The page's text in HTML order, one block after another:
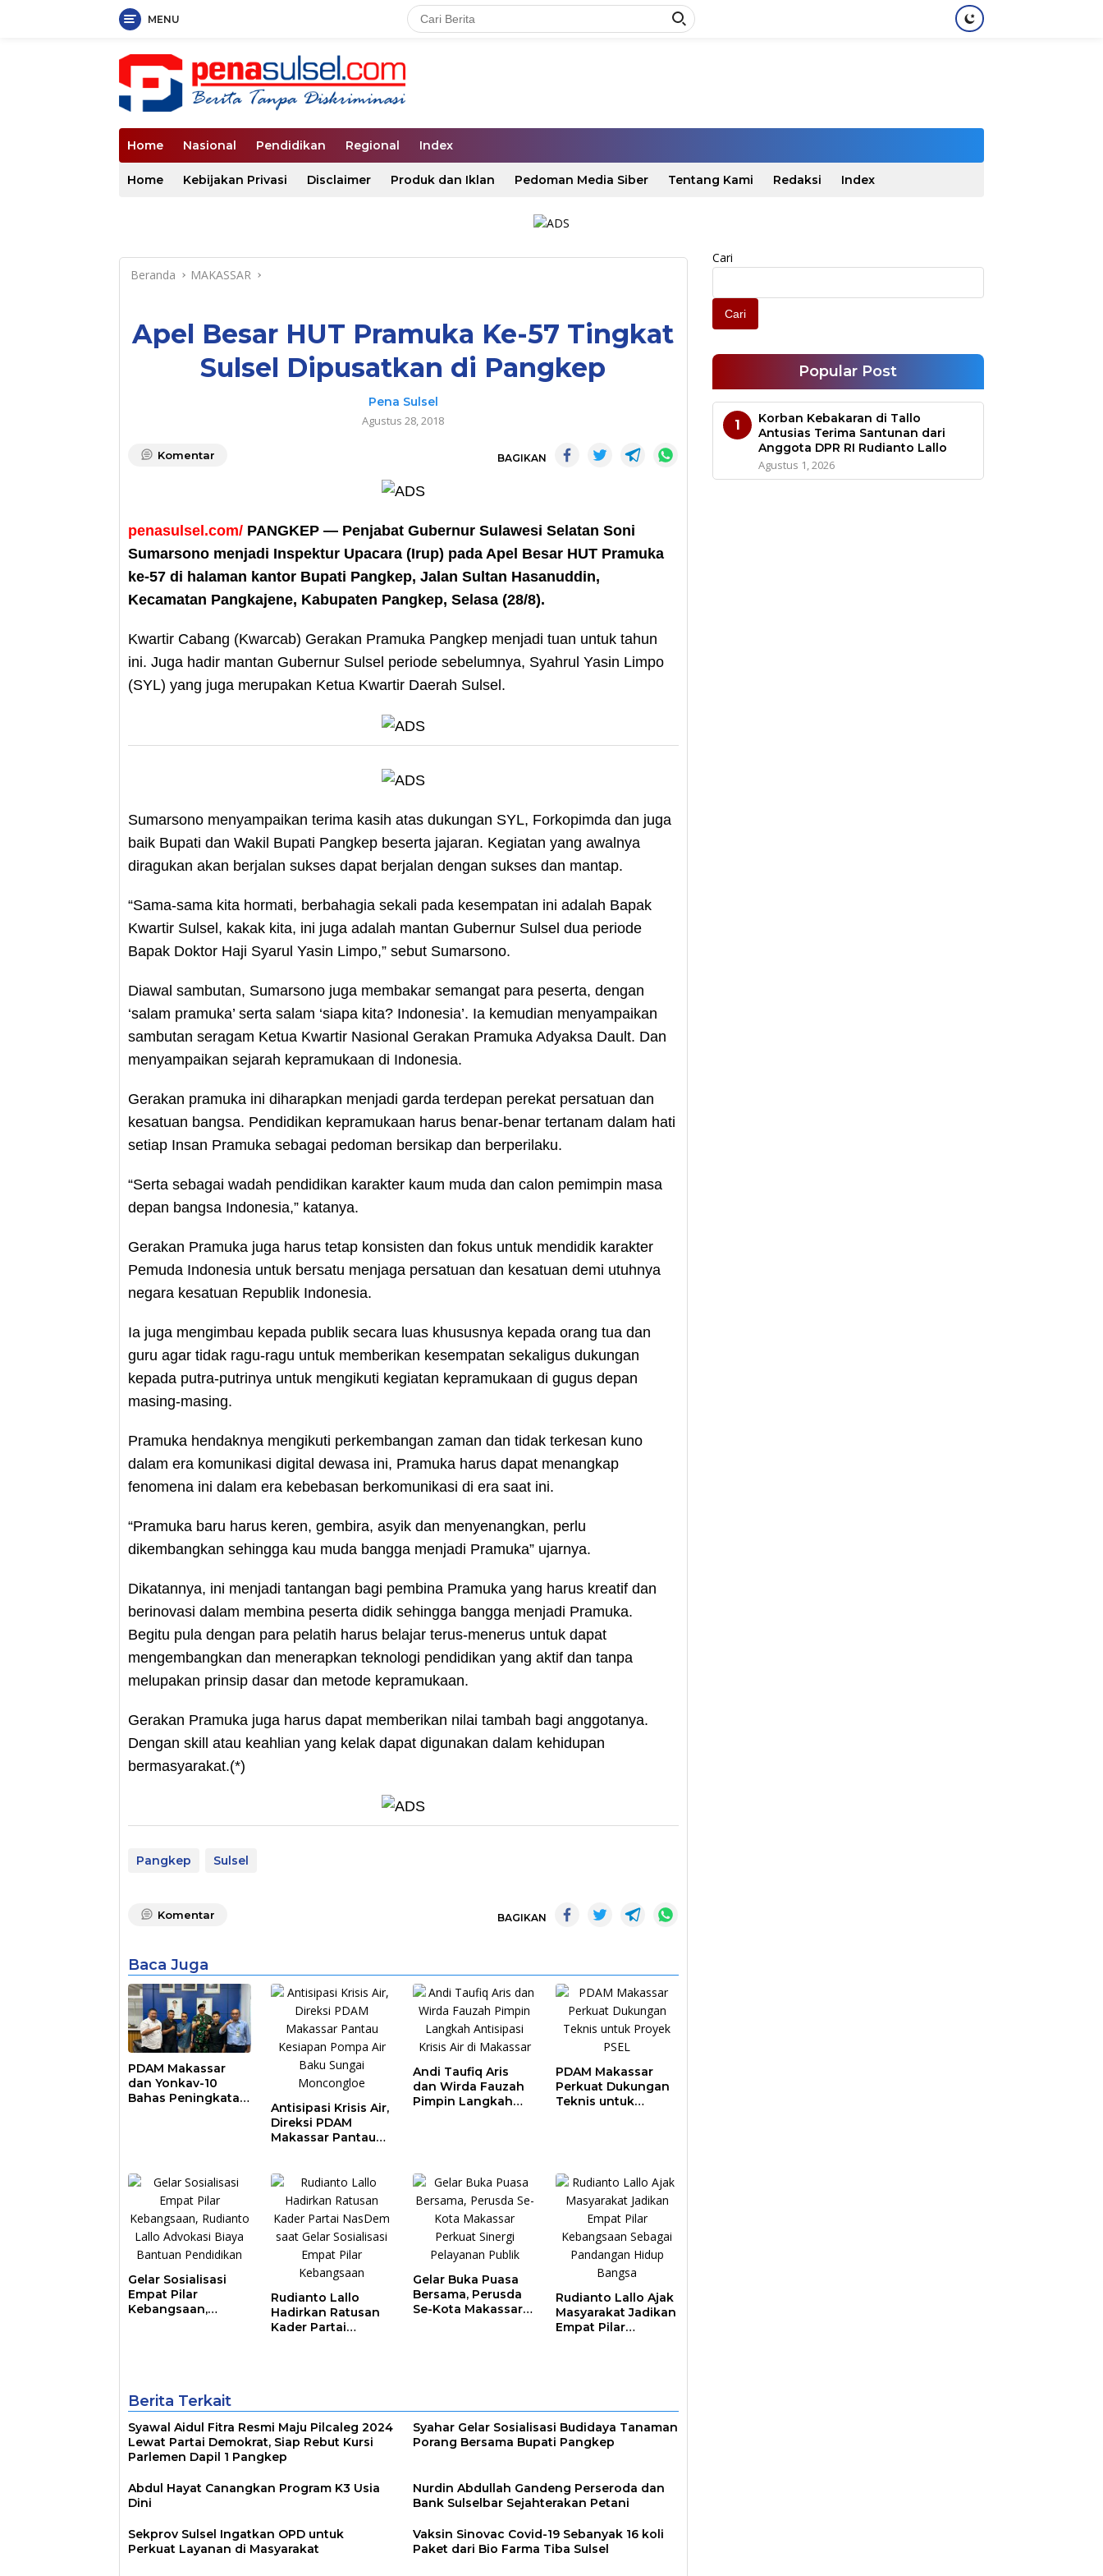
MENU
Home Nasional Pendidikan Regional Index
Home Kebijakan Privasi Disclaimer Produk dan Iklan Pedoman Media Siber Tentang Kami Redaksi Index
Beranda MAKASSAR
Apel Besar HUT Pramuka Ke-57 Tingkat
Sulsel Dipusatkan di Pangkep
Pena Sulsel
Agustus 28, 2018
Komentar BAGIKAN
penasulsel.com/ PANGKEP — Penjabat Gubernur Sulawesi Selatan Soni
Sumarsono menjadi Inspektur Upacara (Irup) pada Apel Besar HUT Pramuka
ke-57 di halaman kantor Bupati Pangkep, Jalan Sultan Hasanuddin,
Kecamatan Pangkajene, Kabupaten Pangkep, Selasa (28/8).
Kwartir Cabang (Kwarcab) Gerakan Pramuka Pangkep menjadi tuan untuk tahun
ini. Juga hadir mantan Gubernur Sulsel periode sebelumnya, Syahrul Yasin Limpo
(SYL) yang juga merupakan Ketua Kwartir Daerah Sulsel.
Sumarsono menyampaikan terima kasih atas dukungan SYL, Forkopimda dan juga
baik Bupati dan Wakil Bupati Pangkep beserta jajaran. Kegiatan yang awalnya
diragukan akan berjalan sukses dapat berjalan dengan sukses dan mantap.
“Sama-sama kita hormati, berbahagia sekali pada kesempatan ini adalah Bapak
Kwartir Sulsel, kakak kita, ini juga adalah mantan Gubernur Sulsel dua periode
Bapak Doktor Haji Syarul Yasin Limpo,” sebut Sumarsono.
Diawal sambutan, Sumarsono juga membakar semangat para peserta, dengan
‘salam pramuka’ serta salam ‘siapa kita? Indonesia’. Ia kemudian menyampaikan
sambutan seragam Ketua Kwartir Nasional Gerakan Pramuka Adyaksa Dault. Dan
menyampaikan sejarah kepramukaan di Indonesia.
Gerakan pramuka ini diharapkan menjadi garda terdepan perekat persatuan dan
kesatuan bangsa. Pendidikan kepramukaan harus benar-benar tertanam dalam hati
setiap Insan Pramuka sebagai pedoman bersikap dan berperilaku.
“Serta sebagai wadah pendidikan karakter kaum muda dan calon pemimpin masa
depan bangsa Indonesia,” katanya.
Gerakan Pramuka juga harus tetap konsisten dan fokus untuk mendidik karakter
Pemuda Indonesia untuk bersatu menjaga persatuan dan kesatuan demi utuhnya
negara kesatuan Republik Indonesia.
Ia juga mengimbau kepada publik secara luas khususnya kepada orang tua dan
guru agar tidak ragu-ragu untuk memberikan kesempatan sekaligus dukungan
kepada putra-putrinya untuk mengikuti kegiatan kepramukaan di gugus depan
masing-masing.
Pramuka hendaknya mengikuti perkembangan zaman dan tidak terkesan kuno
dalam era komunikasi digital dewasa ini, Pramuka harus dapat menangkap
fenomena ini dalam era kebebasan berkomunikasi di era saat ini.
“Pramuka baru harus keren, gembira, asyik dan menyenangkan, perlu
dikembangkan sehingga kau muda bangga menjadi Pramuka” ujarnya.
Dikatannya, ini menjadi tantangan bagi pembina Pramuka yang harus kreatif dan
berinovasi dalam membina peserta didik sehingga bangga menjadi Pramuka.
Begitu pula dengan para pelatih harus belajar terus-menerus untuk dapat
mengembangkan dan menerapkan teknologi pendidikan yang aktif dan tanpa
melupakan prinsip dasar dan metode kepramukaan.
Gerakan Pramuka juga harus dapat memberikan nilai tambah bagi anggotanya.
Dengan skill atau keahlian yang kelak dapat digunakan dalam kehidupan
bermasyarakat.(*)
Pangkep Sulsel
Komentar BAGIKAN
Baca Juga
PDAM Makassar
dan Yonkav-10
Bahas Peningkatan
Antisipasi Krisis Air,
Direksi PDAM
Makassar Pantau
Moncongloe
Andi Taufiq Aris
dan Wirda Fauzah
Pimpin Langkah
PDAM Makassar
Perkuat Dukungan
Teknis untuk
Gelar Sosialisasi
Empat Pilar
Kebangsaan,
Rudianto Lallo
Hadirkan Ratusan
Kader Partai
Gelar Buka Puasa
Bersama, Perusda
Se-Kota Makassar
Rudianto Lallo Ajak
Masyarakat Jadikan
Empat Pilar
Berita Terkait
Syawal Aidul Fitra Resmi Maju Pilcaleg 2024
Lewat Partai Demokrat, Siap Rebut Kursi
Parlemen Dapil 1 Pangkep
Syahar Gelar Sosialisasi Budidaya Tanaman
Porang Bersama Bupati Pangkep
Abdul Hayat Canangkan Program K3 Usia
Dini
Nurdin Abdullah Gandeng Perseroda dan
Bank Sulselbar Sejahterakan Petani
Sekprov Sulsel Ingatkan OPD untuk
Perkuat Layanan di Masyarakat
Vaksin Sinovac Covid-19 Sebanyak 16 koli
Paket dari Bio Farma Tiba Sulsel
Cari
Cari
Popular Post
1
Korban Kebakaran di Tallo
Antusias Terima Santunan dari
Anggota DPR RI Rudianto Lallo
Agustus 1, 2026